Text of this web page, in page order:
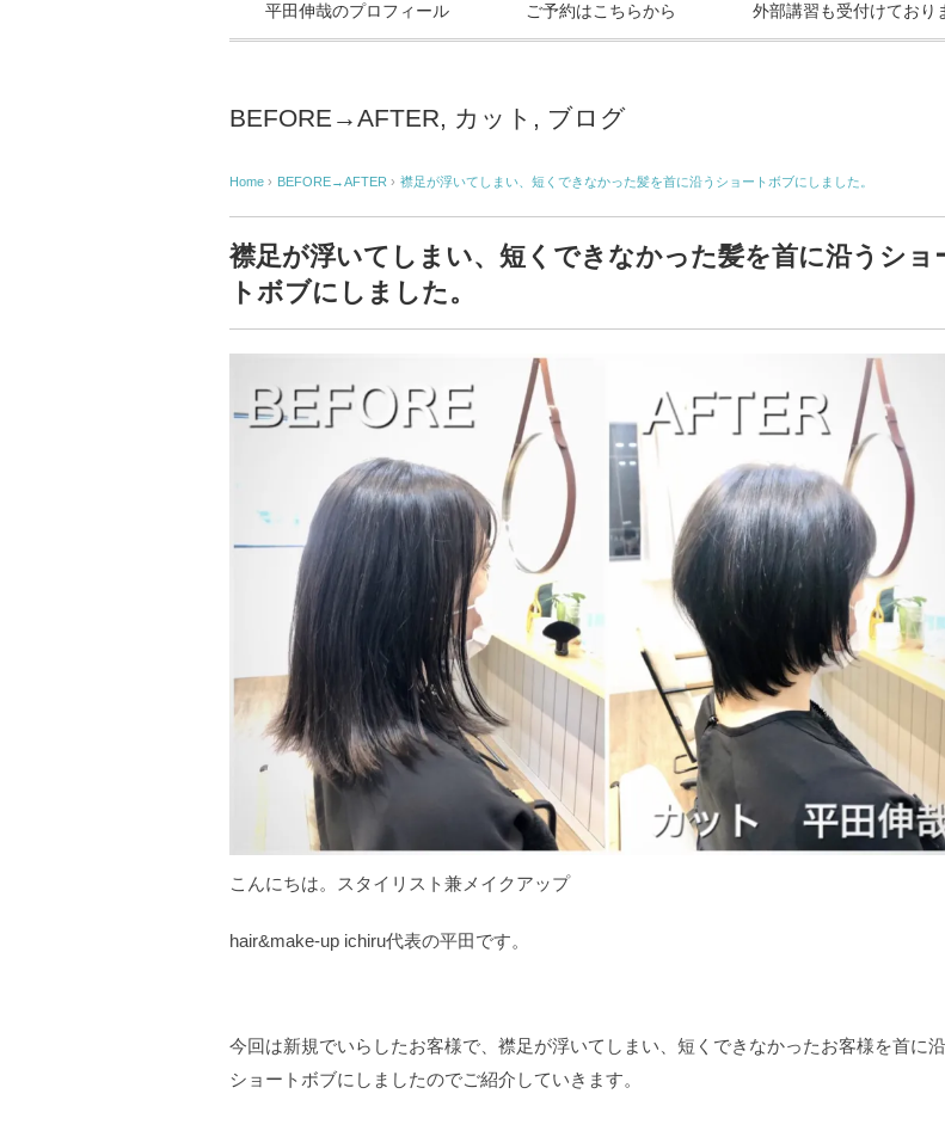
平田伸哉のプロフィール ご予約はこちらから 外部講習も受付けており
BEFORE→AFTER, カット , ブログ
Home › BEFORE→AFTER › 襟足が浮いてしまい、短くできなかった髪を首に沿うショートボブにしました。
襟足が浮いてしまい、短くできなかった髪を首に沿うショ
トボブにしました。
こんにちは。スタイリスト兼メイクアップ
hair&make-up ichiru代表の平田です。
今回は新規でいらしたお客様で、襟足が浮いてしまい、短くできなかったお客様を首に沿
ショートボブにしましたのでご紹介していきます。